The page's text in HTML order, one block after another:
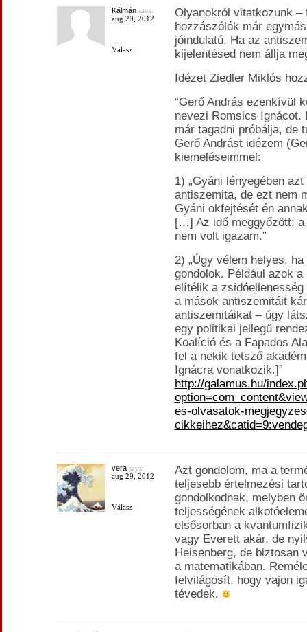
Kálmánsays:
aug 29, 2012
Válasz
Olyanokról vitatkozunk –
hozzászólók már
jóindulatú. Ha az
kijelentésed nem állja
Idézet Ziedler Miklós
“Gerő András ezenkívül
nevezi Romsics Ignácot.
már tagadni próbálja, de
Gerő Andrást idézem
kiemeléseimmel:
1) „Gyáni lényegében
antiszemita, de ezt nem
Gyáni okfejtését én
[…] Az idő meggyőzött:
nem volt igazam.”
2) „Úgy vélem helyes,
gondolok. Például azok
elítélik a
a mások antiszemitáit
antiszemitáikat – úgy
egy politikai jellegű
Koalíció és a Fapados
fel a nekik tetsző
Ignácra vonatkozik.]”
http://galamus.hu/
es-olvasatok-
verasays:
aug 29, 2012
Válasz
Azt gondolom, ma a
teljesebb értelmezési
gondolkodnak, melyben
teljességének
elsősorban a
vagy Everett akár, de
Heisenberg, de biztosan
a matematikában.
felvilágosít, hogy vajon
tévedek.